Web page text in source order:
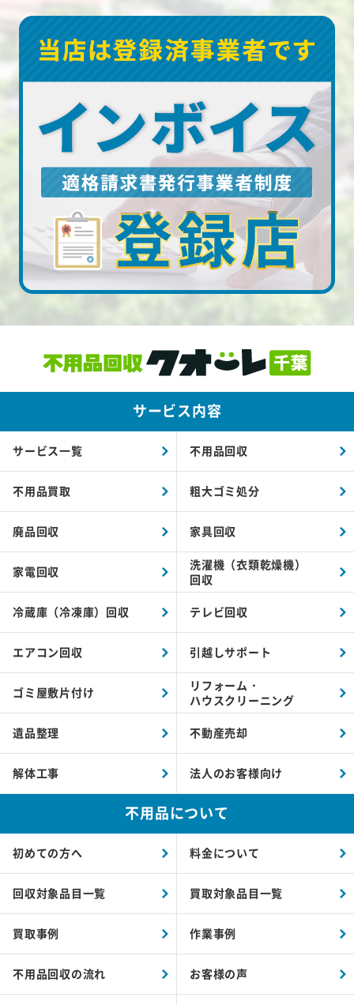
サービス内容
サービス一覧 不用品回収
不用品買取 粗大ゴミ処分
廃品回収 家具回収
家電回収
洗濯機（衣類乾燥機）
回収
冷蔵庫（冷凍庫）回収 テレビ回収
エアコン回収 引越しサポート
ゴミ屋敷片付け
リフォーム・
ハウスクリーニング
遺品整理 不動産売却
解体工事 法人のお客様向け
不用品について
初めての方へ 料金について
回収対象品目一覧 買取対象品目一覧
買取事例 作業事例
不用品回収の流れ お客様の声